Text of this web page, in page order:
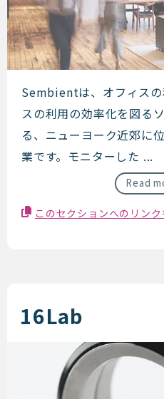
Sembient
Sembientは、オフィス
スの利用の効率化を図る
る、ニューヨーク近郊に
業です。モニターした ...
Read
このセクションへのリン
16Lab